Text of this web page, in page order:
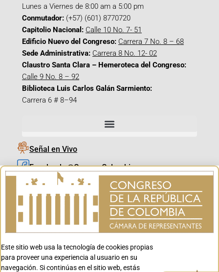
Lunes a Viernes de 8:00 am a 5:00 pm
Conmutador: (+57) (601) 8770720
Capitolio Nacional: Calle 10 No. 7- 51
Edificio Nuevo del Congreso: Carrera 7 No. 8 – 68
Sede Administrativa: Carrera 8 No. 12- 02
Claustro Santa Clara – Hemeroteca del Congreso:
Calle 9 No. 8 – 92
Biblioteca Luis Carlos Galán Sarmiento:
Carrera 6 # 8–94
Señal en Vivo
Facebook_@CamaraColombia
Instagram_@CamaraColombia
X_@CamaraColombia
Youtube_@CamaraColombia
Youtube_@CanalCongreso
Este sitio web usa la tecnología de cookies propias
para proveer una experiencia al usuario en su
navegación. Si continúas en el sitio web, estás